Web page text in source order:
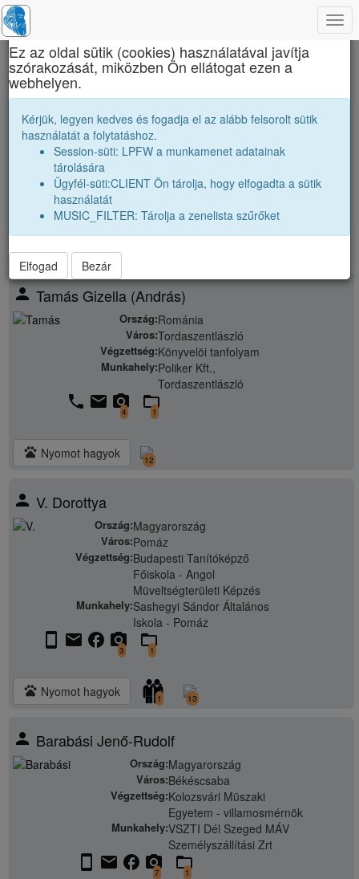
Brassai Sámuel Líceum
1985 12A Osztályfőnök: Tóth Károly
Névsor bővítése új véndiákkal
Véndiákok száma:34
nagyobbak |1984 12A 1984 12B
párhuzamos|1985 12B|
kissebbek |1986 12A
person Tamás Gizella (András)
Ország:Románia
Város:Tordaszentlászló
Végzettség:Könyvelöi tanfolyam
Munkahely:Poliker Kft.,
Tordaszentlászló
phone email camera_alt
4
folder_open
1
pets Nyomot hagyok 12
person V. Dorottya
Ország:Magyarország
Város:Pomáz
Végzettség:Budapesti Tanítóképző
Főiskola - Angol
Müveltségterületi Képzés
Munkahely:Sashegyi Sándor Általános
Iskola - Pomáz
stay_current_portrait email facebook camera_alt
3
folder_open
1
pets Nyomot hagyok 1 13
person Barabási Jenő-Rudolf
Ország:Magyarország
Város:Békéscsaba
Végzettség:Kolozsvári Müszaki
Egyetem - villamosmérnök
Munkahely:VSZTI Dél Szeged MÁV
Személyszállítási Zrt
stay_current_portrait email facebook camera_alt
7
folder_open
1
×
Ez az oldal sütik (cookies) használatával javítja
szórakozását, miközben Ön ellátogat ezen a
webhelyen.
Kérjük, legyen kedves és fogadja el az alább felsorolt sütik
használatát a folytatáshoz.
Session-süti: LPFW a munkamenet adatainak
tárolására
Ügyfél-süti:CLIENT Ön tárolja, hogy elfogadta a sütik
használatát
MUSIC_FILTER: Tárolja a zenelista szűrőket
Elfogad Bezár